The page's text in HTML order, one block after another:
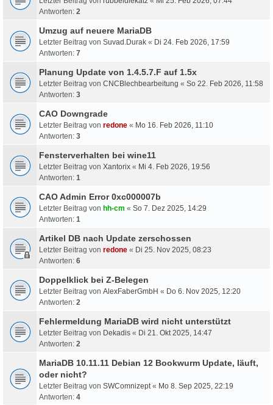
Antworten: 2
Umzug auf neuere MariaDB
Letzter Beitrag von Suvad.Durak « Di 24. Feb 2026, 17:59
Antworten: 7
Planung Update von 1.4.5.7.F auf 1.5x
Letzter Beitrag von CNCBlechbearbeitung « So 22. Feb 2026, 11:58
Antworten: 3
CAO Downgrade
Letzter Beitrag von redone « Mo 16. Feb 2026, 11:10
Antworten: 3
Fensterverhalten bei wine11
Letzter Beitrag von Xantorix « Mi 4. Feb 2026, 19:56
Antworten: 1
CAO Admin Error 0xc000007b
Letzter Beitrag von hh-cm « So 7. Dez 2025, 14:29
Antworten: 1
Artikel DB nach Update zerschossen
Letzter Beitrag von redone « Di 25. Nov 2025, 08:23
Antworten: 6
Doppelklick bei Z-Belegen
Letzter Beitrag von AlexFaberGmbH « Do 6. Nov 2025, 12:20
Antworten: 2
Fehlermeldung MariaDB wird nicht unterstützt
Letzter Beitrag von Dekadis « Di 21. Okt 2025, 14:47
Antworten: 2
MariaDB 10.11.11 Debian 12 Bookwurm Update, läuft,
oder nicht?
Letzter Beitrag von SWComnizept « Mo 8. Sep 2025, 22:19
Antworten: 4